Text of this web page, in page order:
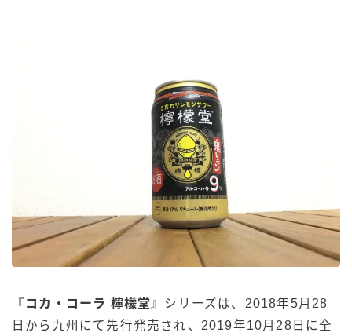
『 コカ・コーラ 檸檬堂 』シリーズは、2018年5月28
日から九州にて先行発売され、2019年10月28日に全